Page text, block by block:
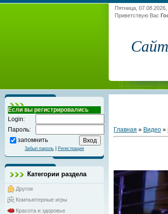
Пятница,
Приветствую Вас
Если вы регистрировались
Login:
Пароль:
запомнить
Забыл пароль Регистрация
Категории раздела
Другое
Компьютерные игры
Красота и здоровье
Главная » Видео »